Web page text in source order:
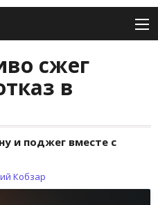
сжег
в
и поджег вместе с
Кобзар